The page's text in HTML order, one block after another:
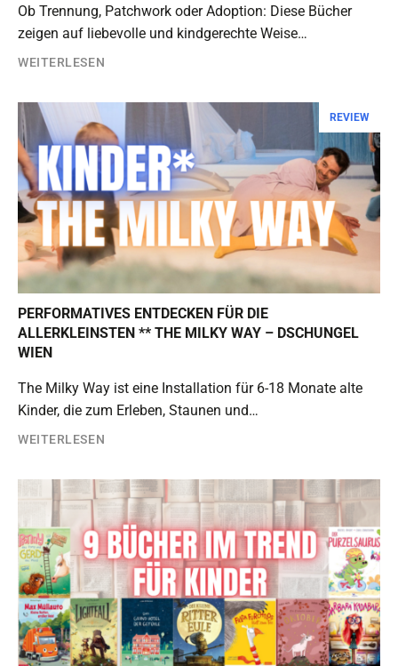
Ob Trennung, Patchwork oder Adoption: Diese Bücher
zeigen auf liebevolle und kindgerechte Weise…
WEITERLESEN
REVIEW
PERFORMATIVES ENTDECKEN FÜR DIE
ALLERKLEINSTEN ** THE MILKY WAY – DSCHUNGEL
WIEN
The Milky Way ist eine Installation für 6-18 Monate alte
Kinder, die zum Erleben, Staunen und…
WEITERLESEN